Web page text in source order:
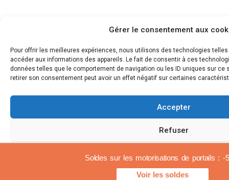
Gérer le consentement aux
Pour offrir les meilleures expériences, nous utilisons des technologies
accéder aux informations des appareils. Le fait de consentir à ces
données telles que le comportement de navigation ou les ID uniques sur ce
retirer son consentement peut avoir un effet négatif sur certaines
Accepter
Refuser
Voir les préférences
Politica sui cookieAvvisi legali
Soldes sur les motorisations de portails : -
Voir les soldes